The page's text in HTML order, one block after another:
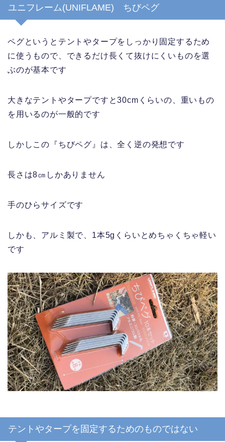
ユニフレーム(UNIFLAME) ちびペグ
ペグというとテントやタープをしっかり固定するため
に使うもので、できるだけ長くて抜けにくいものを選
ぶのが基本です
大きなテントやタープですと30cmくらいの、重いもの
を用いるのが一般的です
しかしこの『ちびペグ』は、全く逆の発想です
長さは8㎝しかありません
手のひらサイズです
しかも、アルミ製で、1本5gくらいとめちゃくちゃ軽い
です
テントやタープを固定するためのものではない